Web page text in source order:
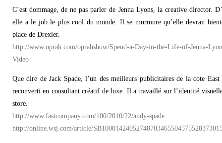
C’est dommage, de ne pas parler de Jenna Lyons, la creative director.
elle a le job le plus cool du monde. Il se murmure qu’elle devrait
place de Drexler.
http://www.oprah.com/oprahshow/Spend-a-Day-in-the-Life-of-Jenna-
Video
Que dire de Jack Spade, l’un des meilleurs publicitaires de la cote East
reconverti en consultant créatif de luxe. Il a travaillé sur l’identité
store.
http://www.fastcompany.com/100/2010/22/andy-spade
http://online.wsj.com/article/